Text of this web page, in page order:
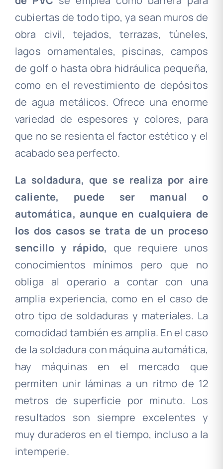
cubiertas de todo tipo, ya sean muros de
obra civil, tejados, terrazas, túneles,
lagos ornamentales, piscinas, campos
de golf o hasta obra hidráulica pequeña,
como en el revestimiento de depósitos
de agua metálicos. Ofrece una enorme
variedad de espesores y colores, para
que no se resienta el factor estético y el
acabado sea perfecto.
La soldadura, que se realiza por aire
caliente, puede ser manual o
automática, aunque en cualquiera de
los dos casos se trata de un proceso
sencillo y rápido, que requiere unos
conocimientos mínimos pero que no
obliga al operario a contar con una
amplia experiencia, como en el caso de
otro tipo de soldaduras y materiales. La
comodidad también es amplia. En el caso
de la soldadura con máquina automática,
hay máquinas en el mercado que
permiten unir láminas a un ritmo de 12
metros de superficie por minuto. Los
resultados son siempre excelentes y
muy duraderos en el tiempo, incluso a la
intemperie.